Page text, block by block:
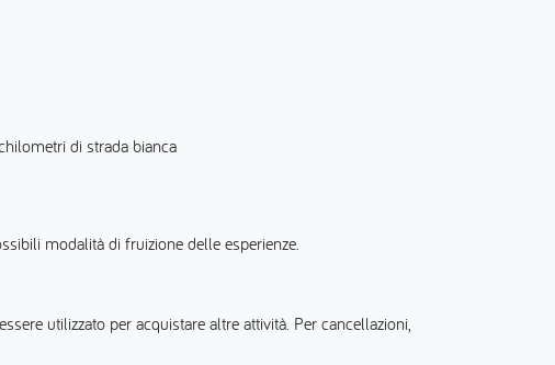
di strada bianca
modalità di fruizione delle esperienze.
utilizzato per acquistare altre attività. Per cancellazioni,